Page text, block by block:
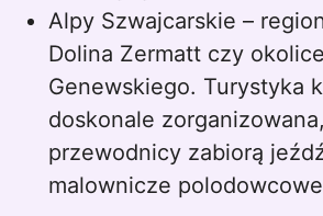
Alpy Szwajcarskie –
Dolina Zermatt czy
Genewskiego. Turystyka
doskonale
przewodnicy zabiorą
malownicze